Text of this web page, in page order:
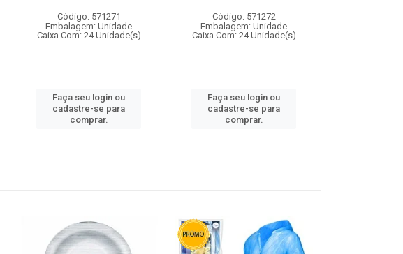
Código: 571271
Embalagem: Unidade
Caixa Com: 24 Unidade(s)
Faça seu login ou
cadastre-se para
comprar.
Código: 571272
Embalagem: Unidade
Caixa Com: 24 Unidade(s)
Faça seu login ou
cadastre-se para
comprar.